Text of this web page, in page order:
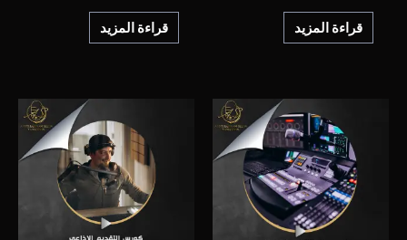
قراءة المزيد قراءة المزيد